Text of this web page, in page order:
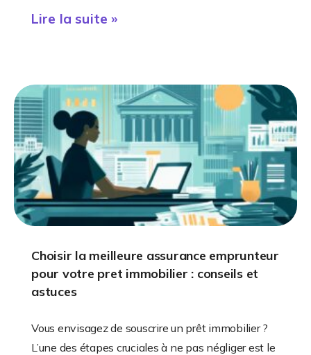
Lire la suite »
Choisir la meilleure assurance emprunteur
pour votre pret immobilier : conseils et
astuces
Vous envisagez de souscrire un prêt immobilier ?
L’une des étapes cruciales à ne pas négliger est le